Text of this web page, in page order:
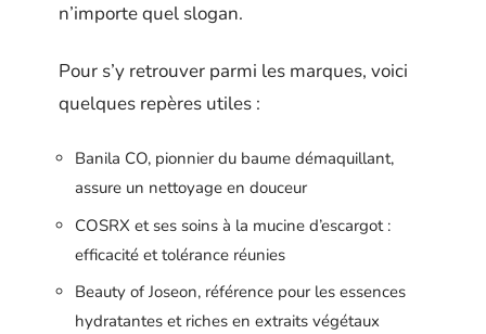
n’importe quel slogan.
Pour s’y retrouver parmi les marques, voici
quelques repères utiles :
Banila CO, pionnier du baume démaquillant,
assure un nettoyage en douceur
COSRX et ses soins à la mucine d’escargot :
efficacité et tolérance réunies
Beauty of Joseon, référence pour les essences
hydratantes et riches en extraits végétaux